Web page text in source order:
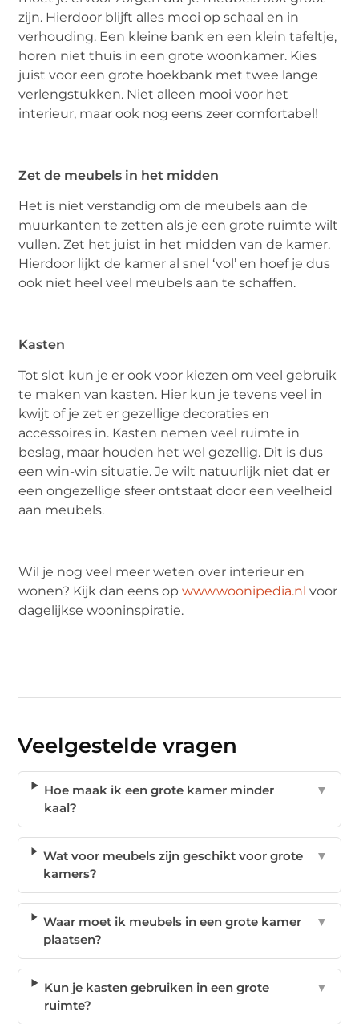
zijn. Hierdoor blijft alles mooi op schaal en in
verhouding. Een kleine bank en een klein tafeltje,
horen niet thuis in een grote woonkamer. Kies
juist voor een grote hoekbank met twee lange
verlengstukken. Niet alleen mooi voor het
interieur, maar ook nog eens zeer comfortabel!
Zet de meubels in het midden
Het is niet verstandig om de meubels aan de
muurkanten te zetten als je een grote ruimte wilt
vullen. Zet het juist in het midden van de kamer.
Hierdoor lijkt de kamer al snel ‘vol’ en hoef je dus
ook niet heel veel meubels aan te schaffen.
Kasten
Tot slot kun je er ook voor kiezen om veel gebruik
te maken van kasten. Hier kun je tevens veel in
kwijt of je zet er gezellige decoraties en
accessoires in. Kasten nemen veel ruimte in
beslag, maar houden het wel gezellig. Dit is dus
een win-win situatie. Je wilt natuurlijk niet dat er
een ongezellige sfeer ontstaat door een veelheid
aan meubels.
Wil je nog veel meer weten over interieur en
wonen? Kijk dan eens opwww.woonipedia.nlvoor
dagelijkse wooninspiratie.
Veelgestelde vragen
Hoe maak ik een grote kamer minder
kaal?
▼
Wat voor meubels zijn geschikt voor grote
kamers?
▼
Waar moet ik meubels in een grote kamer
plaatsen?
▼
Kun je kasten gebruiken in een grote
ruimte?
▼